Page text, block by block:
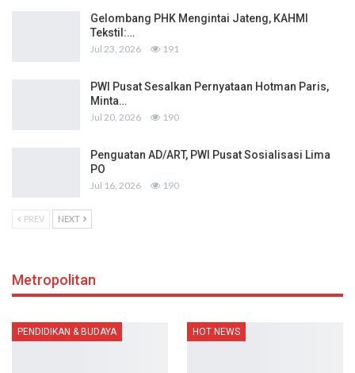
Gelombang PHK Mengintai Jateng, KAHMI
Tekstil:…
Jul 23, 2026 191
PWI Pusat Sesalkan Pernyataan Hotman Paris,
Minta…
Jul 20, 2026 190
Penguatan AD/ART, PWI Pusat Sosialisasi Lima
PO
Jul 16, 2026 190
PREV NEXT
Metropolitan
PENDIDIKAN & BUDAYA HOT NEWS